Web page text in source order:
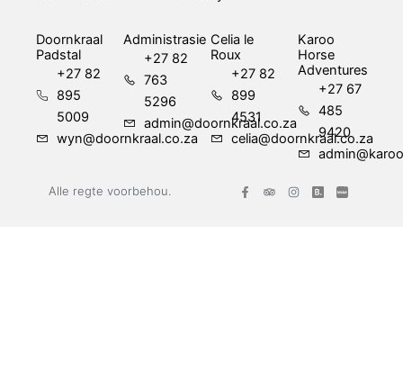
Doornkraal
Padstal
+27 82
895
5009
wyn@doornkraal.co.za
Administrasie
+27 82
763
5296
admin@doornkraal.co.za
Celia le
Roux
+27 82
899
4531
celia@doornkraal.co.za
Karoo
Horse
Adventures
+27 67
485
9420
Alle regte voorbehou.
F
a
T
r
I
n